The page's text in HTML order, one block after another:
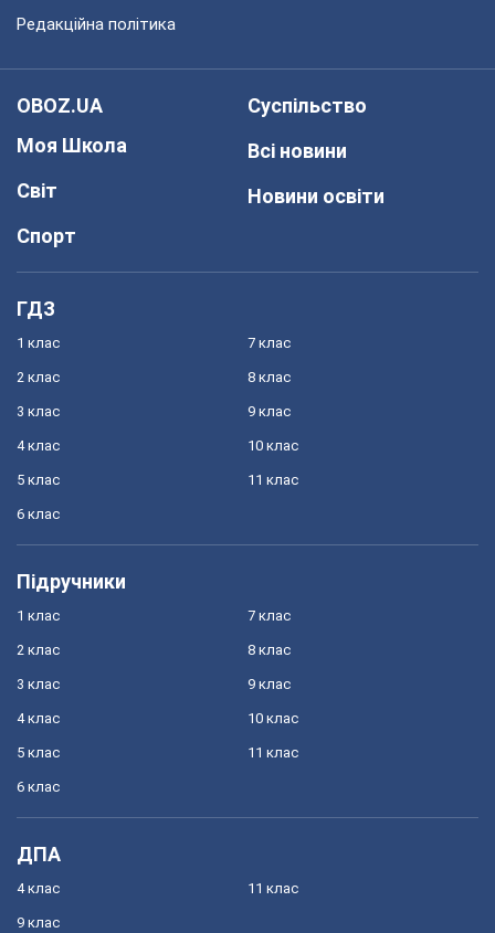
Редакційна політика
OBOZ.UA
Моя Школа
Світ
Спорт
Суспільство
Всі новини
Новини освіти
ГДЗ
1 клас
2 клас
3 клас
4 клас
5 клас
6 клас
7 клас
8 клас
9 клас
10 клас
11 клас
Підручники
1 клас
2 клас
3 клас
4 клас
5 клас
6 клас
7 клас
8 клас
9 клас
10 клас
11 клас
ДПА
4 клас
9 клас
11 клас